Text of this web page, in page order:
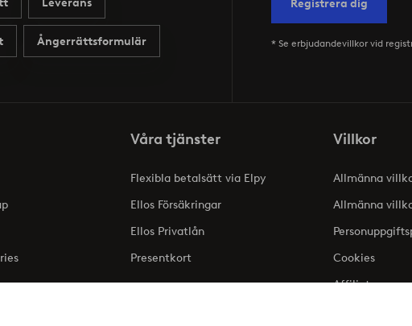
Ångerrättsformulär
Registrera dig
* Se erbjudandevillkor vid
Våra tjänster
Flexibla betalsätt via Elpy
Ellos Försäkringar
Ellos Privatlån
Presentkort
Villkor
Allmänna
Allmänna
Cookies
Affiliate